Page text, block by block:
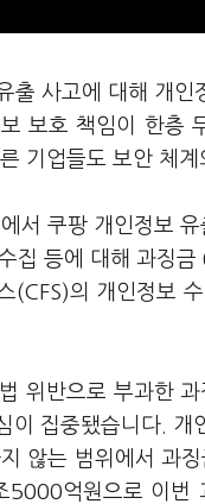
출 사고에 대해 개
보호 책임이 한층
기업들도 보안 체
서 쿠팡 개인정보
집 등에 대해 과징
(CFS)의 개인정보
위반으로 부과한
이 집중됐습니다.
않는 범위에서 과
5000억원으로 이